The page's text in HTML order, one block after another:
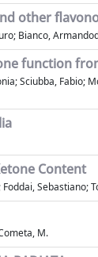
other
Bianco,
function
Sciubba,
Content
Sebastiano;
M.